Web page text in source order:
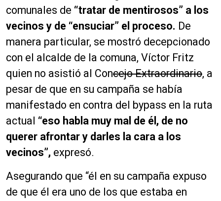
comunales de “tratar de mentirosos” a los
vecinos y de “ensuciar” el proceso. De
manera particular, se mostró decepcionado
con el alcalde de la comuna, Víctor Fritz
quien no asistió al Concejo Extraordinario, a
pesar de que en su campaña se había
manifestado en contra del bypass en la ruta
actual “eso habla muy mal de él, de no
querer afrontar y darles la cara a los
vecinos”, expresó.
Asegurando que “él en su campaña expuso
de que él era uno de los que estaba en